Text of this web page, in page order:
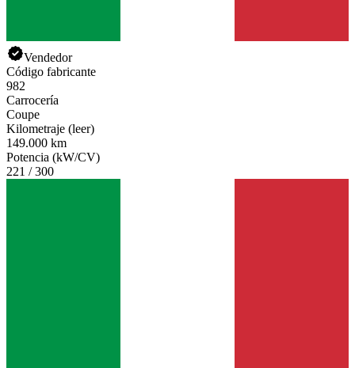
Vendedor
Código fabricante
982
Carrocería
Coupe
Kilometraje (leer)
149.000 km
Potencia (kW/CV)
221 / 300